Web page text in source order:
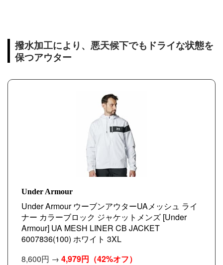
撥水加工により、悪天候下でもドライな状態を
保つアウター
Under Armour
Under Armour ウーブンアウターUAメッシュ ライ
ナー カラーブロック ジャケットメンズ [Under
Armour] UA MESH LINER CB JACKET
6007836(100) ホワイト 3XL
8,600円 → 4,979円 （42%オフ）